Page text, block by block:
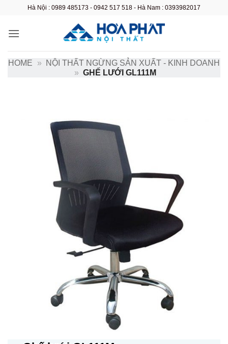
nội
Hà Nội : 0989 485173 - 0942 517 518 - Hà Nam : 0393982017
HOME »
NỘI THẤT NGỪNG SẢN XUẤT - KINH DOANH
» GHẾ LƯỚI GL111M